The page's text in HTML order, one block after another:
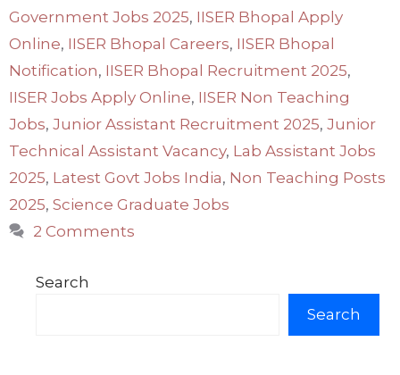
Government Jobs 2025, IISER Bhopal Apply
Online, IISER Bhopal Careers, IISER Bhopal
Notification, IISER Bhopal Recruitment 2025,
IISER Jobs Apply Online, IISER Non Teaching
Jobs, Junior Assistant Recruitment 2025, Junior
Technical Assistant Vacancy, Lab Assistant Jobs
2025, Latest Govt Jobs India, Non Teaching Posts
2025, Science Graduate Jobs
2 Comments
Search
Search